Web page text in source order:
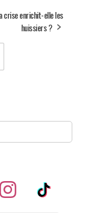
crise enrichit-elle les
huissiers ?